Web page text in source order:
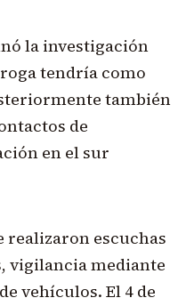
la investigación
tendría como
también
de
en el sur
realizaron escuchas
vigilancia mediante
vehículos. El 4 de